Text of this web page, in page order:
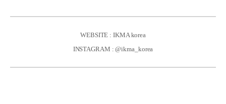
WEBSITE : IKMA korea
INSTAGRAM : @ikma_korea